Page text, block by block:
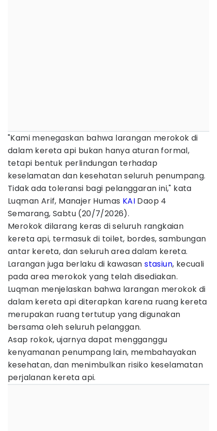
"Kami menegaskan bahwa larangan merokok di
dalam kereta api bukan hanya aturan formal,
tetapi bentuk perlindungan terhadap
keselamatan dan kesehatan seluruh penumpang.
Tidak ada toleransi bagi pelanggaran ini," kata
Luqman Arif, Manajer Humas KAI Daop 4
Semarang, Sabtu (20/7/2026).
Merokok dilarang keras di seluruh rangkaian
kereta api, termasuk di toilet, bordes, sambungan
antar kereta, dan seluruh area dalam kereta.
Larangan juga berlaku di kawasanstasiun, kecuali
pada area merokok yang telah disediakan.
Luqman menjelaskan bahwa larangan merokok di
dalam kereta api diterapkan karena ruang kereta
merupakan ruang tertutup yang digunakan
bersama oleh seluruh pelanggan.
Asap rokok, ujarnya dapat mengganggu
kenyamanan penumpang lain, membahayakan
kesehatan, dan menimbulkan risiko keselamatan
perjalanan kereta api.